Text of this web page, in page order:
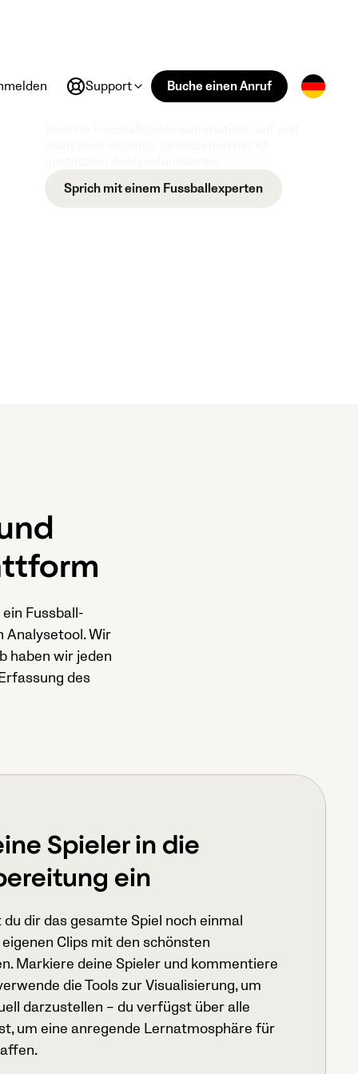
Support Buche einen Anruf
Sprich mit einem Fussballexperten
Fussball-
Analysetool. Wir
haben wir jeden
des
Spieler in die
ein
dir das gesamte Spiel noch einmal
Clips mit den schönsten
Markiere deine Spieler und kommentiere
die Tools zur Visualisierung, um
darzustellen – du verfügst über alle
um eine anregende Lernatmosphäre für